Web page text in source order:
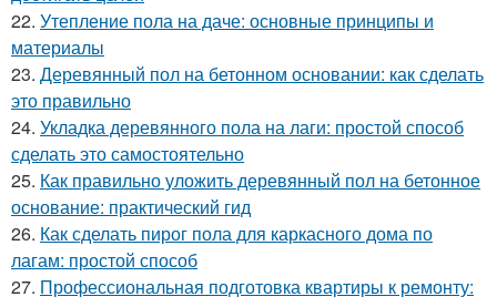
22. Утепление пола на даче: основные принципы и
материалы
23. Деревянный пол на бетонном основании: как сделать
это правильно
24. Укладка деревянного пола на лаги: простой способ
сделать это самостоятельно
25. Как правильно уложить деревянный пол на бетонное
основание: практический гид
26. Как сделать пирог пола для каркасного дома по
лагам: простой способ
27. Профессиональная подготовка квартиры к ремонту: